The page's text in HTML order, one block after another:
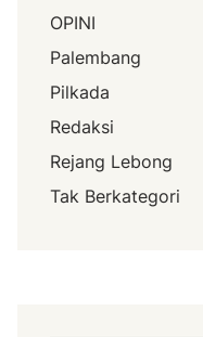
OPINI
Palembang
Pilkada
Redaksi
Rejang Lebong
Tak Berkategori